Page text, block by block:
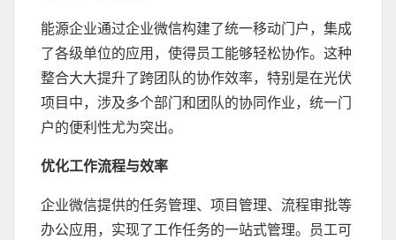
能源企业通过企业微信构建了统一移动门户，集成
了各级单位的应用，使得员工能够轻松协作。这种
整合大大提升了跨团队的协作效率，特别是在光伏
项目中，涉及多个部门和团队的协同作业，统一门
户的便利性尤为突出。
优化工作流程与效率
企业微信提供的任务管理、项目管理、流程审批等
办公应用，实现了工作任务的一站式管理。员工可